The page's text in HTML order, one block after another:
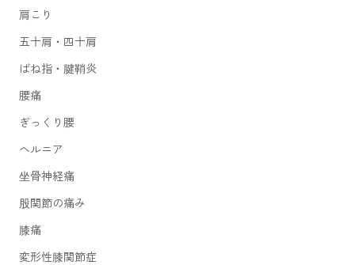
肩こり
五十肩・四十肩
ばね指・腱鞘炎
腰痛
ぎっくり腰
ヘルニア
坐骨神経痛
股関節の痛み
膝痛
変形性膝関節症